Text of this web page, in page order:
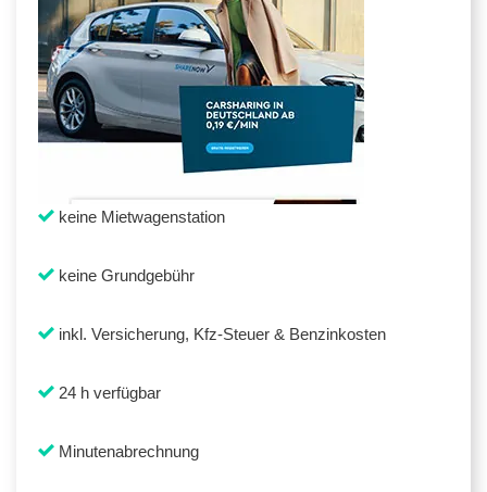
keine Mietwagenstation
keine Grundgebühr
inkl. Versicherung, Kfz-Steuer & Benzinkosten
24 h verfügbar
Minutenabrechnung